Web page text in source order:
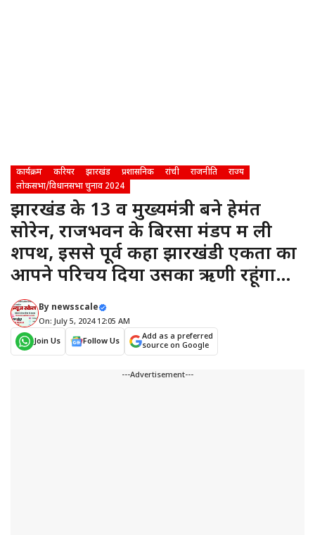
कार्यक्रम करियर झारखंड प्रशासनिक रांची राजनीति
राज्य
लोकसभा/विधानसभा चुनाव 2024
झारखंड के 13 वें मुख्यमंत्री बने हेमंत
सोरेन, राजभवन के बिरसा मंडप में ली
शपथ, इससे पूर्व कहा झारखंडी एकता का
आपने परिचय दिया उसका ऋणी रहूंगा…
By newsscale
On: July 5, 2024 12:05 AM
Join Us
Follow Us
Add as a preferred
source on Google
---Advertisement---